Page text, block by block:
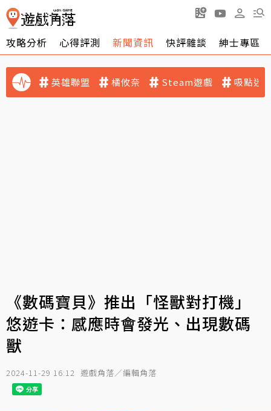
攻略分析 心得評測 新聞資訊 快評雜談 紳士專區
英雄聯盟 橘攸奈 Steam遊戲 吸點迷
《數碼寶貝》推出「怪獸對打機」
悠遊卡：感應時會發光、出現數碼
獸
2024-11-29 16:12 遊戲角落／編輯角落